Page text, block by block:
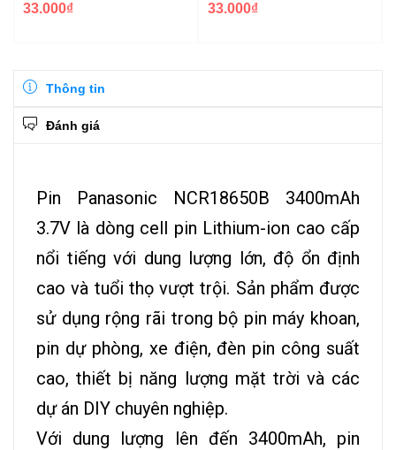
33.000₫ 33.000₫
Thông tin
Đánh giá
Pin Panasonic NCR18650B 3400mAh
3.7V là dòng cell pin Lithium-ion cao cấp
nổi tiếng với dung lượng lớn, độ ổn định
cao và tuổi thọ vượt trội. Sản phẩm được
sử dụng rộng rãi trong bộ pin máy khoan,
pin dự phòng, xe điện, đèn pin công suất
cao, thiết bị năng lượng mặt trời và các
dự án DIY chuyên nghiệp.
Với dung lượng lên đến 3400mAh, pin